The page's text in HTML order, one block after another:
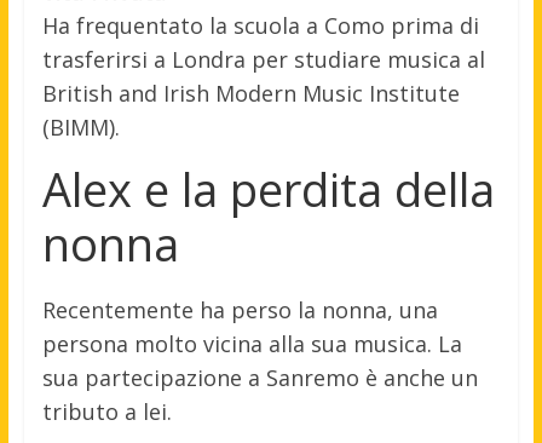
Ha frequentato la scuola a Como prima di
trasferirsi a Londra per studiare musica al
British and Irish Modern Music Institute
(BIMM).
Alex e la perdita della
nonna
Recentemente ha perso la nonna, una
persona molto vicina alla sua musica. La
sua partecipazione a Sanremo è anche un
tributo a lei.